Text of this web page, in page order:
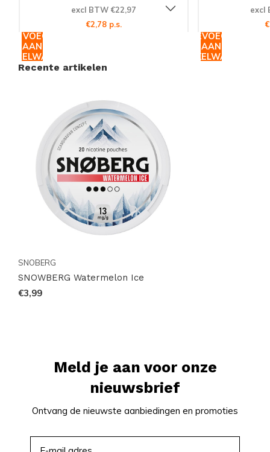
Bestel Vandaag Nog!
Wacht niet langer en ervaar de verfrissende smaak
betrouwbare wereldwijde verzending, kun je deze
heerlijke nicotinezakjes snel in huis hebben. Bezoek
onze website en voeg deze populaire keuze toe aan
je winkelmandje. Mis deze kans niet om een nieuwe
favoriet te ontdekken!
excl BTW €22,97
€2,78 p.s.
TOEVOEGEN
AAN
excl
TOEVOEGEN
AAN
WINKELWAGEN
Recente artikelen
SNOBERG
SNOWBERG Watermelon Ice
€3,99
Meld je aan voor onze
nieuwsbrief
Ontvang de nieuwste aanbiedingen en promoties